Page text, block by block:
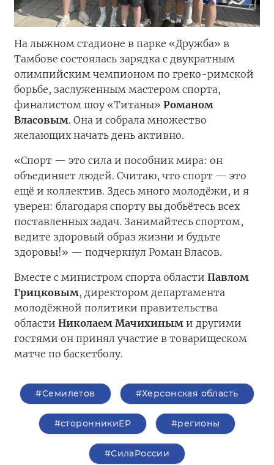
На лыжном стадионе в парке «Дружба» в
Тамбове состоялась зарядка с двукратным
олимпийским чемпионом по греко-римской
борьбе, заслуженным мастером спорта,
финалистом шоу «Титаны» Романом
Власовым. Она и собрала множество
желающих начать день активно.
«Спорт — это сила и пособник мира: он
объединяет людей. Считаю, что спорт — это
ещё и коллектив. Здесь много молодёжи, и я
уверен: благодаря спорту вы добьётесь всех
поставленных задач. Занимайтесь спортом,
ведите здоровый образ жизни и будьте
здоровы!» — подчеркнул Роман Власов.
Вместе с министром спорта области Павлом
Грицковым, директором департамента
молодёжной политики правительства
области Николаем Мачихиным и другими
гостями он принял участие в товарищеском
матче по баскетболу.
#Семилетов #Херсонская область
#сторонникиЕР #регионы
#СилаРоссии